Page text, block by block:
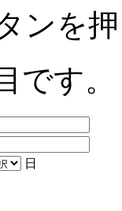
ンを
です。
日